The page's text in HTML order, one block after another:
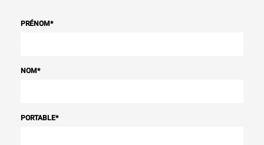
PRÉNOM*
NOM*
PORTABLE*